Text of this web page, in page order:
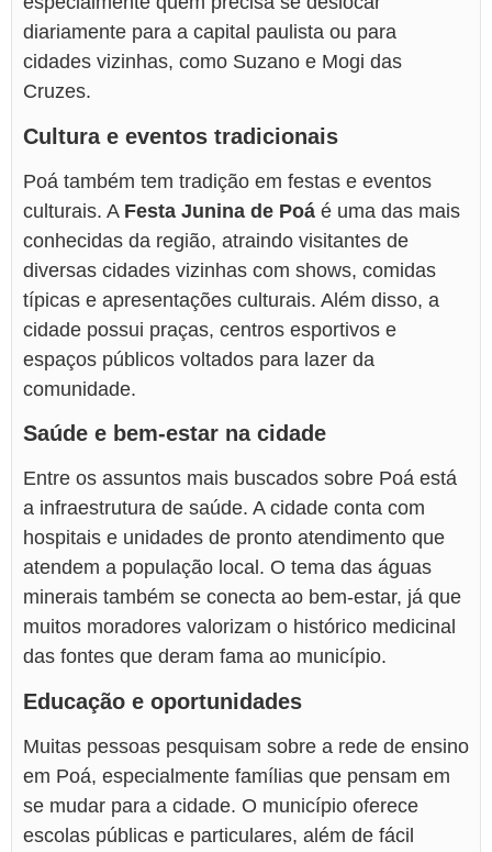
diariamente para a capital paulista ou para
cidades vizinhas, como Suzano e Mogi das
Cruzes.
Cultura e eventos tradicionais
Poá também tem tradição em festas e eventos
culturais. A Festa Junina de Poá é uma das mais
conhecidas da região, atraindo visitantes de
diversas cidades vizinhas com shows, comidas
típicas e apresentações culturais. Além disso, a
cidade possui praças, centros esportivos e
espaços públicos voltados para lazer da
comunidade.
Saúde e bem-estar na cidade
Entre os assuntos mais buscados sobre Poá está
a infraestrutura de saúde. A cidade conta com
hospitais e unidades de pronto atendimento que
atendem a população local. O tema das águas
minerais também se conecta ao bem-estar, já que
muitos moradores valorizam o histórico medicinal
das fontes que deram fama ao município.
Educação e oportunidades
Muitas pessoas pesquisam sobre a rede de ensino
em Poá, especialmente famílias que pensam em
se mudar para a cidade. O município oferece
escolas públicas e particulares, além de fácil